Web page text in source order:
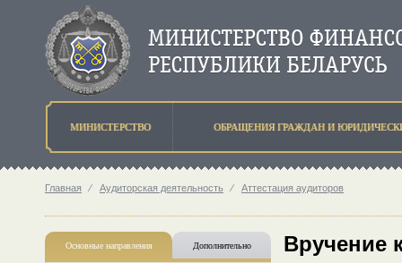
МИНИСТЕРСТВО ОБРАЩЕНИЯ ГРАЖДАН И
Главная ⁄ Аудиторская деятельность ⁄ Аттестация аудиторов
Основные направления Дополнительно Вручение